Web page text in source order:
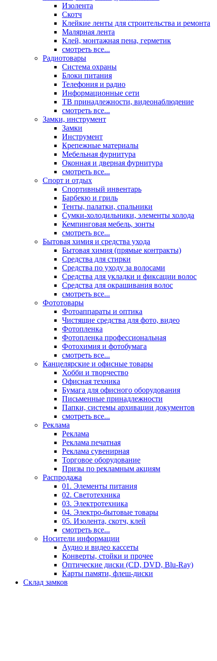
Изолента
Скотч
Клейкие ленты для строительства и ремонта
Малярная лента
Клей, монтажная пена, герметик
смотреть все...
Радиотовары
Система охраны
Блоки питания
Телефония и радио
Информационные сети
ТВ принадлежности, видеонаблюдение
смотреть все...
Замки, инструмент
Замки
Инструмент
Крепежные материалы
Мебельная фурнитура
Оконная и дверная фурнитура
смотреть все...
Спорт и отдых
Спортивный инвентарь
Барбекю и гриль
Тенты, палатки, спальники
Сумки-холодильники, элементы холода
Кемпинговая мебель, зонты
смотреть все...
Бытовая химия и средства ухода
Бытовая химия (прямые контракты)
Средства для стирки
Средства по уходу за волосами
Средства для укладки и фиксации волос
Средства для окрашивания волос
смотреть все...
Фототовары
Фотоаппараты и оптика
Чистящие средства для фото, видео
Фотопленка
Фотопленка профессиональная
Фотохимия и фотобумага
смотреть все...
Канцелярские и офисные товары
Хобби и творчество
Офисная техника
Бумага для офисного оборудования
Письменные принадлежности
Папки, системы архивации документов
смотреть все...
Реклама
Реклама
Реклама печатная
Реклама сувенирная
Торговое оборудование
Призы по рекламным акциям
Распродажа
01. Элементы питания
02. Светотехника
03. Электротехника
04. Электро-бытовые товары
05. Изолента, скотч, клей
смотреть все...
Носители информации
Аудио и видео кассеты
Конверты, стойки и прочее
Оптические диски (CD, DVD, Blu-Ray)
Карты памяти, флеш-диски
Склад замков